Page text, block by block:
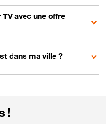
avec une offre
dans ma ville ?
!